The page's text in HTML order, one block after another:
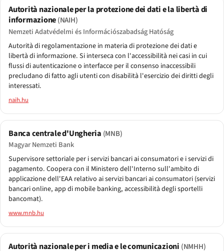
Autorità nazionale per la protezione dei dati e la libertà di
informazione(NAIH)
Nemzeti Adatvédelmi és Információszabadság Hatóság
Autorità di regolamentazione in materia di protezione dei dati e
libertà di informazione. Si interseca con l'accessibilità nei casi in cui
flussi di autenticazione o interfacce per il consenso inaccessibili
precludano di fatto agli utenti con disabilità l'esercizio dei diritti degli
interessati.
naih.hu
Banca centrale d'Ungheria (MNB)
Magyar Nemzeti Bank
Supervisore settoriale per i servizi bancari ai consumatori e i servizi di
pagamento. Coopera con il Ministero dell'Interno sull'ambito di
applicazione dell'EAA relativo ai servizi bancari ai consumatori (servizi
bancari online, app di mobile banking, accessibilità degli sportelli
bancomat).
www.mnb.hu
Autorità nazionale per i media e le comunicazioni (NMHH)